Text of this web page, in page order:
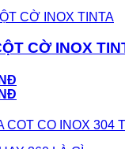
CỜ INOX
COT CO INOX 304